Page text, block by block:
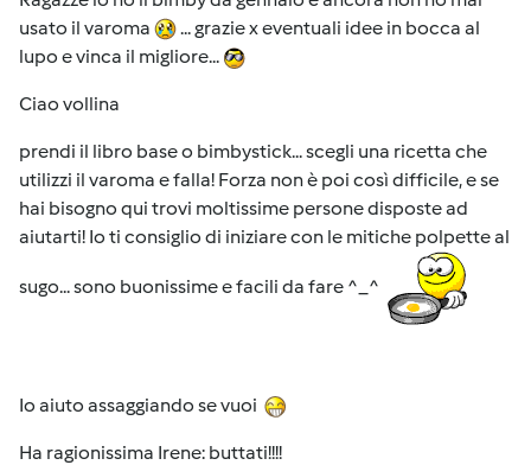
usato il varoma
... grazie x eventuali idee in bocca al
lupo e vinca il migliore...
Ciao vollina
prendi il libro base o bimbystick... scegli una ricetta che
utilizzi il varoma e falla! Forza non è poi così difficile, e se
hai bisogno qui trovi moltissime persone disposte ad
aiutarti! Io ti consiglio di iniziare con le mitiche polpette al
sugo... sono buonissime e facili da fare ^_^
Io aiuto assaggiando se vuoi
Ha ragionissima Irene: buttati!!!!